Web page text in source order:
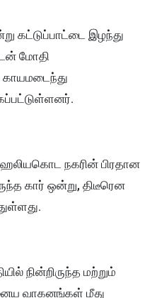
கட்டுப்பாட்டை இழந்து
மோதி
காயமடைந்து
நகரின் பிரதான
கார் ஒன்று, திடீரென
நின்றிருந்த மற்றும்
வாகனங்கள் மீது